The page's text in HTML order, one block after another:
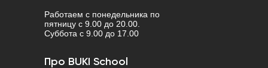
Работаем с понедельника по
пятницу с 9.00 до 20.00.
Cуббота с 9.00 до 17.00
Про BUKI School